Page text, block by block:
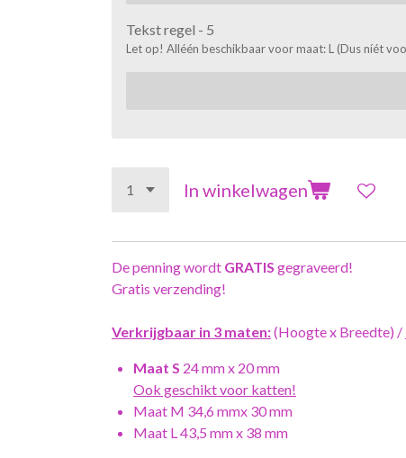
Tekst regel - 5
Let op! Alléén beschikbaar voor maat: L (Dus níét
In winkelwagen
De penning wordt GRATIS gegraveerd!
Gratis verzending!
Verkrijgbaar in 3 maten:(Hoogte x Breedte) /
Maat S 24 mm x 20 mm
Ook geschikt voor katten!
Maat M 34,6 mmx 30 mm
Maat L 43,5 mm x 38 mm